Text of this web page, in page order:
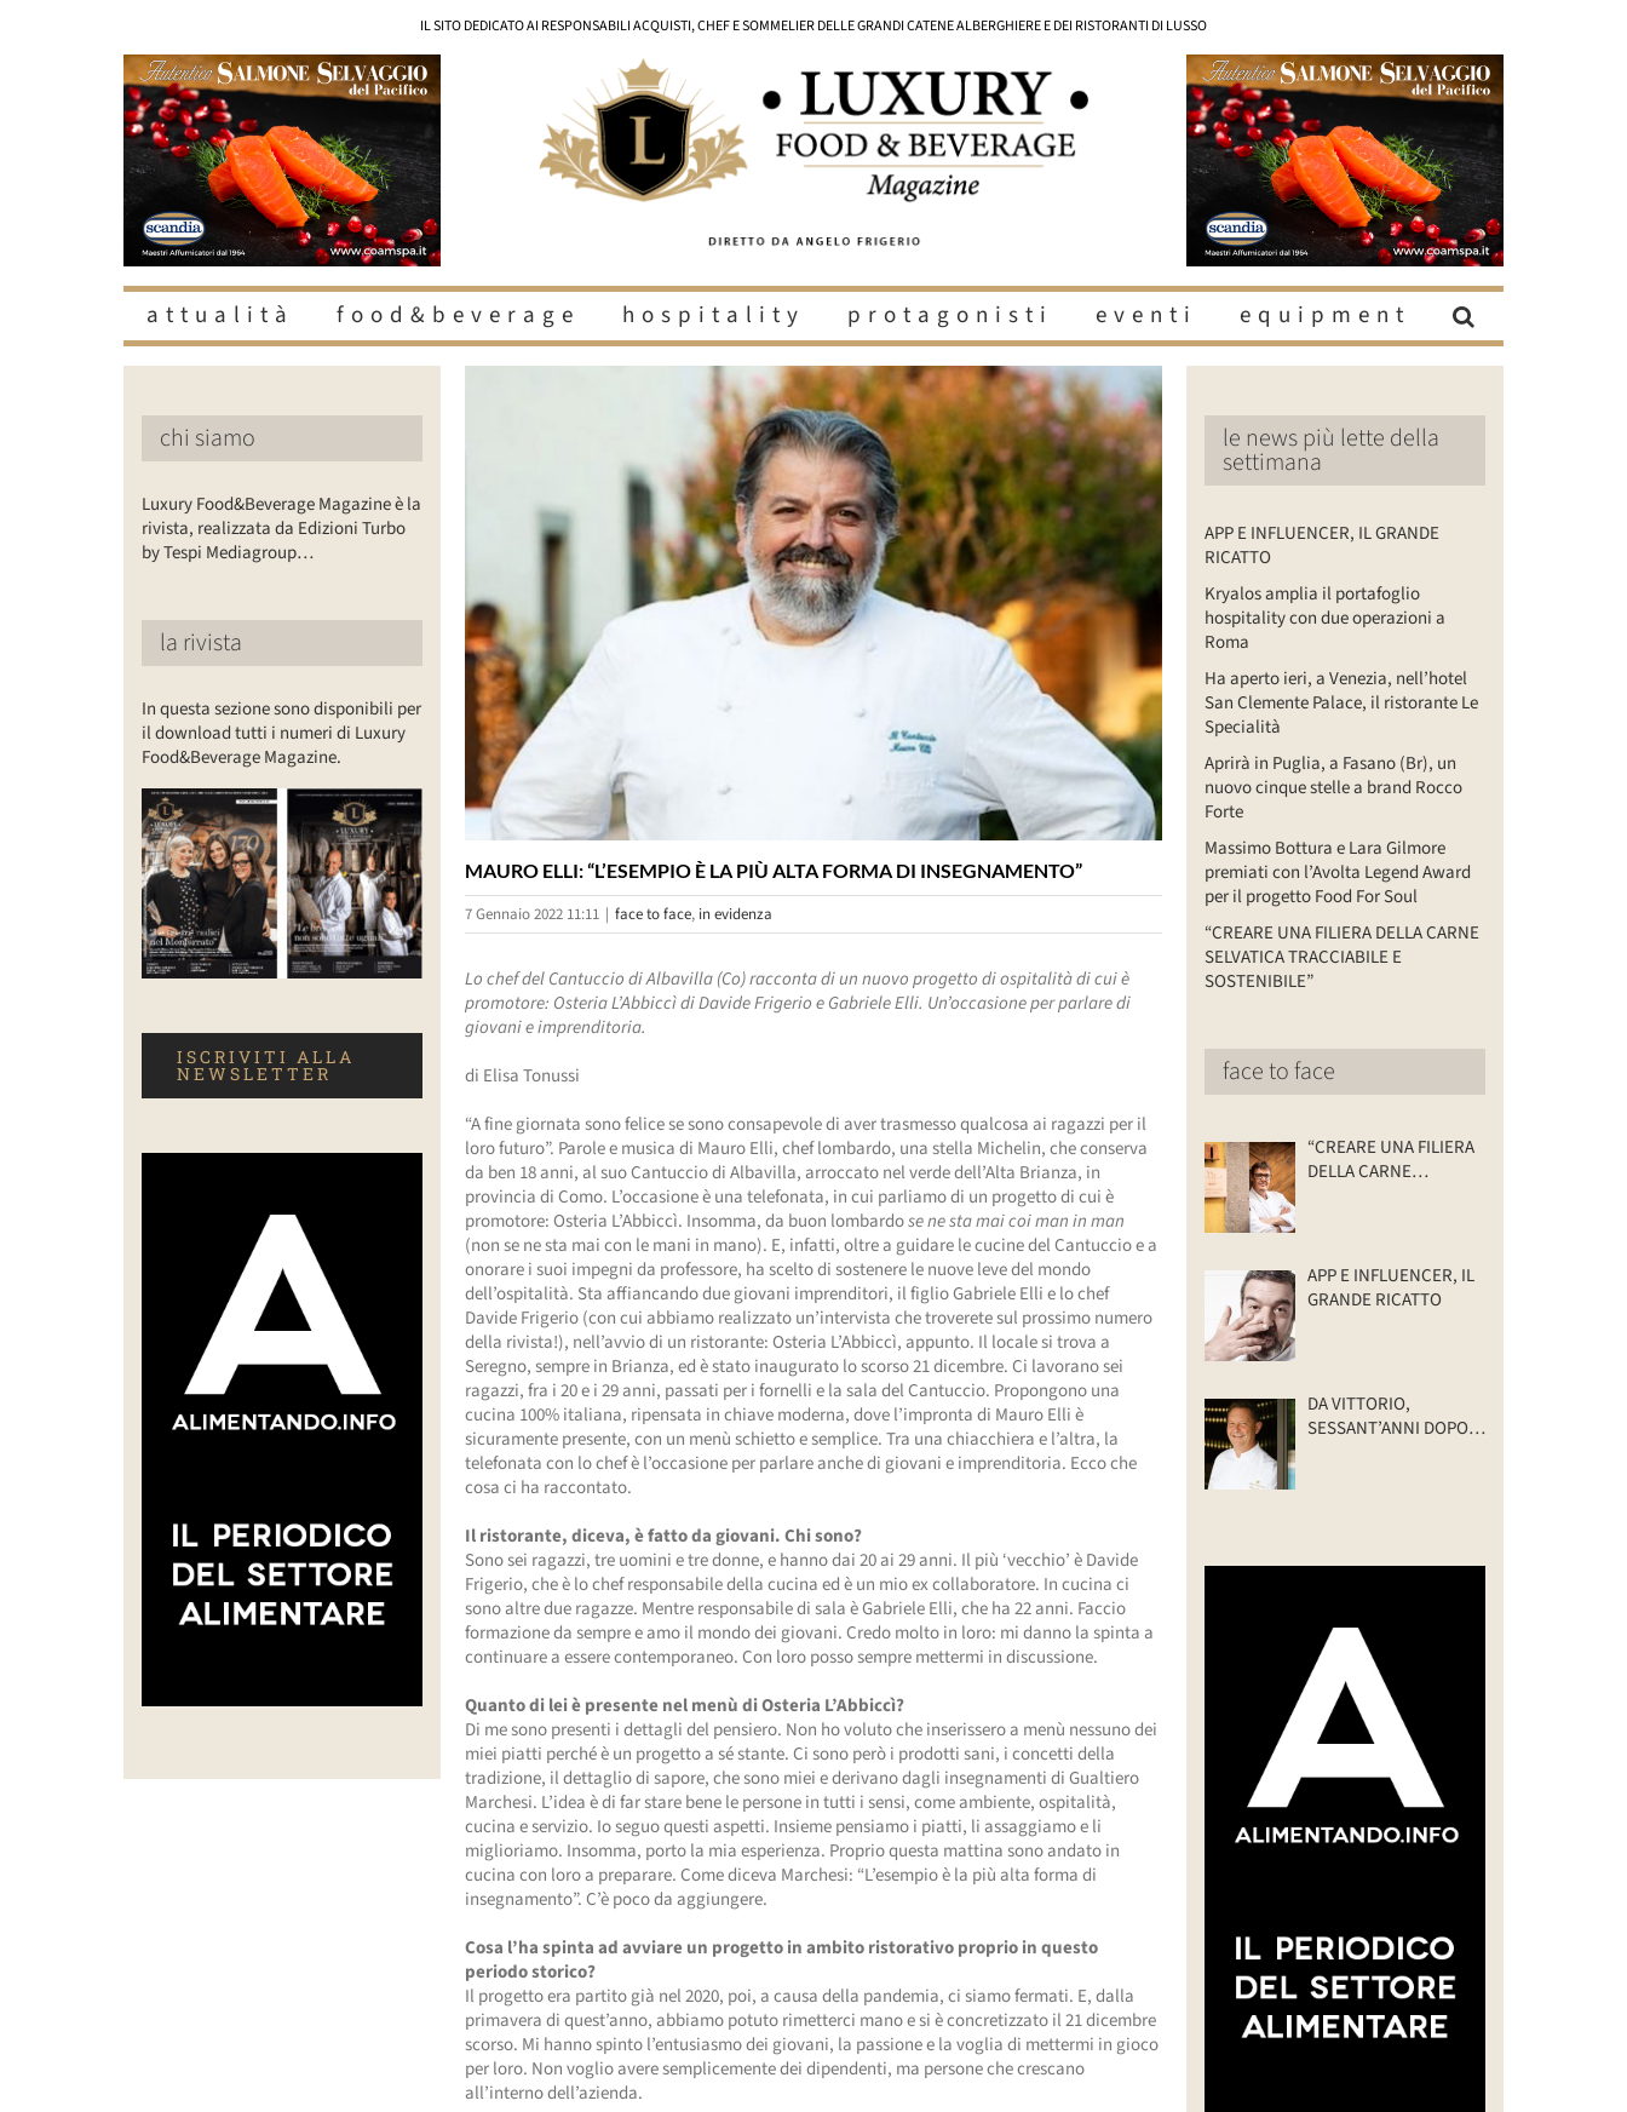
IL SITO DEDICATO AI RESPONSABILI ACQUISTI, CHEF E SOMMELIER DELLE GRANDI CATENE ALBERGHIERE E DEI RISTORANTI DI LUSSO
attualità food&beverage hospitality protagonisti eventi equipment
MAURO ELLI: “L’ESEMPIO È LA PIÙ ALTA FORMA DI INSEGNAMENTO”
7 Gennaio 2022 11:11 | face to face, in evidenza
Lo chef del Cantuccio di Albavilla (Co) racconta di un nuovo progetto di ospitalità di cui è
promotore: Osteria L’Abbiccì di Davide Frigerio e Gabriele Elli. Un’occasione per parlare di
giovani e imprenditoria.
di Elisa Tonussi
“A fine giornata sono felice se sono consapevole di aver trasmesso qualcosa ai ragazzi per il
loro futuro”. Parole e musica di Mauro Elli, chef lombardo, una stella Michelin, che conserva
da ben 18 anni, al suo Cantuccio di Albavilla, arroccato nel verde dell’Alta Brianza, in
provincia di Como. L’occasione è una telefonata, in cui parliamo di un progetto di cui è
promotore: Osteria L’Abbiccì. Insomma, da buon lombardose ne sta mai coi man in man
(non se ne sta mai con le mani in mano). E, infatti, oltre a guidare le cucine del Cantuccio e a
onorare i suoi impegni da professore, ha scelto di sostenere le nuove leve del mondo
dell’ospitalità. Sta affiancando due giovani imprenditori, il figlio Gabriele Elli e lo chef
Davide Frigerio (con cui abbiamo realizzato un’intervista che troverete sul prossimo numero
della rivista!), nell’avvio di un ristorante: Osteria L’Abbiccì, appunto. Il locale si trova a
Seregno, sempre in Brianza, ed è stato inaugurato lo scorso 21 dicembre. Ci lavorano sei
ragazzi, fra i 20 e i 29 anni, passati per i fornelli e la sala del Cantuccio. Propongono una
cucina 100% italiana, ripensata in chiave moderna, dove l’impronta di Mauro Elli è
sicuramente presente, con un menù schietto e semplice. Tra una chiacchiera e l’altra, la
telefonata con lo chef è l’occasione per parlare anche di giovani e imprenditoria. Ecco che
cosa ci ha raccontato.
Il ristorante, diceva, è fatto da giovani. Chi sono?
Sono sei ragazzi, tre uomini e tre donne, e hanno dai 20 ai 29 anni. Il più ‘vecchio’ è Davide
Frigerio, che è lo chef responsabile della cucina ed è un mio ex collaboratore. In cucina ci
sono altre due ragazze. Mentre responsabile di sala è Gabriele Elli, che ha 22 anni. Faccio
formazione da sempre e amo il mondo dei giovani. Credo molto in loro: mi danno la spinta a
continuare a essere contemporaneo. Con loro posso sempre mettermi in discussione.
Quanto di lei è presente nel menù di Osteria L’Abbiccì?
Di me sono presenti i dettagli del pensiero. Non ho voluto che inserissero a menù nessuno dei
miei piatti perché è un progetto a sé stante. Ci sono però i prodotti sani, i concetti della
tradizione, il dettaglio di sapore, che sono miei e derivano dagli insegnamenti di Gualtiero
Marchesi. L’idea è di far stare bene le persone in tutti i sensi, come ambiente, ospitalità,
cucina e servizio. Io seguo questi aspetti. Insieme pensiamo i piatti, li assaggiamo e li
miglioriamo. Insomma, porto la mia esperienza. Proprio questa mattina sono andato in
cucina con loro a preparare. Come diceva Marchesi: “L’esempio è la più alta forma di
insegnamento”. C’è poco da aggiungere.
Cosa l’ha spinta ad avviare un progetto in ambito ristorativo proprio in questo
periodo storico?
Il progetto era partito già nel 2020, poi, a causa della pandemia, ci siamo fermati. E, dalla
primavera di quest’anno, abbiamo potuto rimetterci mano e si è concretizzato il 21 dicembre
scorso. Mi hanno spinto l’entusiasmo dei giovani, la passione e la voglia di mettermi in gioco
per loro. Non voglio avere semplicemente dei dipendenti, ma persone che crescano
all’interno dell’azienda.
chi siamo
Luxury Food&Beverage Magazine è la
rivista, realizzata da Edizioni Turbo
by Tespi Mediagroup…
la rivista
In questa sezione sono disponibili per
il download tutti i numeri di Luxury
Food&Beverage Magazine.
ISCRIVITI ALLA
NEWSLETTER
le news più lette della
settimana
APP E INFLUENCER, IL GRANDE
RICATTO
Kryalos amplia il portafoglio
hospitality con due operazioni a
Roma
Ha aperto ieri, a Venezia, nell’hotel
San Clemente Palace, il ristorante Le
Specialità
Aprirà in Puglia, a Fasano (Br), un
nuovo cinque stelle a brand Rocco
Forte
Massimo Bottura e Lara Gilmore
premiati con l’Avolta Legend Award
per il progetto Food For Soul
“CREARE UNA FILIERA DELLA CARNE
SELVATICA TRACCIABILE E
SOSTENIBILE”
face to face
“CREARE UNA FILIERA
DELLA CARNE
APP E INFLUENCER, IL
GRANDE RICATTO
DA VITTORIO,
SESSANT’ANNI DOPO: